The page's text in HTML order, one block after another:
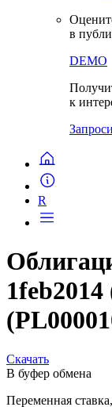
в
DEMO
к
R
Скачать
В буфер обмена
Переменная